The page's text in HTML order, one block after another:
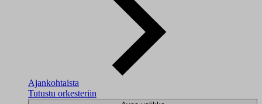
Ajankohtaista
Tutustu orkesteriin